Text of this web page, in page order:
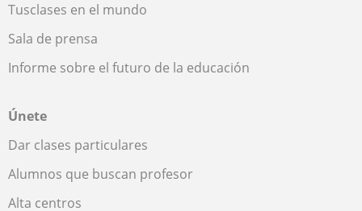
Tusclases en el mundo
Sala de prensa
Informe sobre el futuro de la educación
Únete
Dar clases particulares
Alumnos que buscan profesor
Alta centros